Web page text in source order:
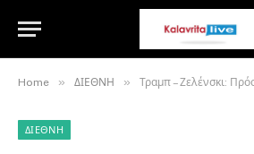
Home » ΔΙΕΘΝΗ » Τραμπ – Ζελένσκι: Πρόοδος αλλά χωρίς
ΔΙΕΘΝΗ